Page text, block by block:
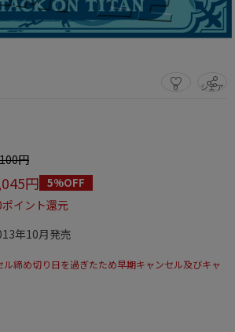
0 シェア
円
円 5%OFF
ポイント還元
年10月発売
締め切り日を過ぎたため早期キャンセル及びキャ